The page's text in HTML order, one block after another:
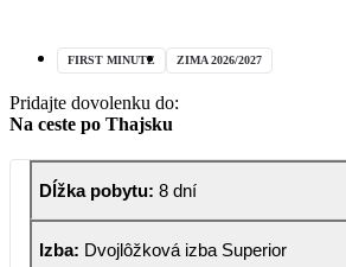
FIRST MINUTE ZIMA 2026/2027
Pridajte dovolenku do:
Na ceste po Thajsku
Dĺžka pobytu: 8 dní
Izba: Dvojlôžková izba Superior